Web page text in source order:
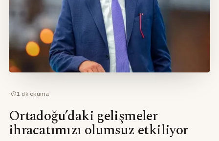
· 1 dk okuma
Ortadoğu’daki gelişmeler
ihracatımızı olumsuz etkiliyor